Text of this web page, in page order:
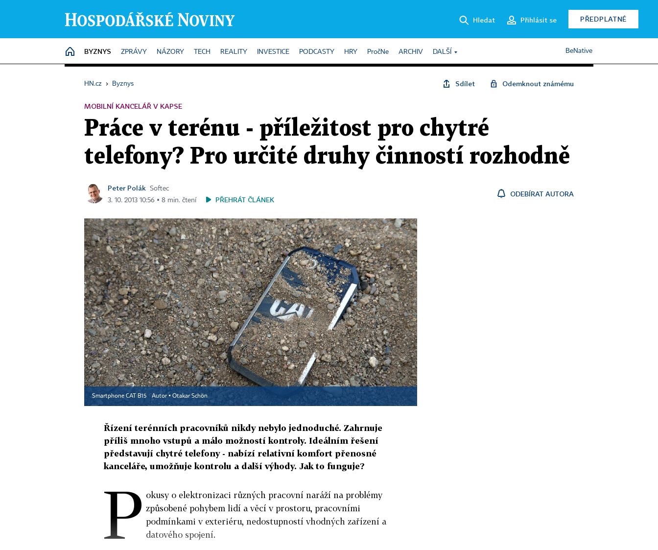
Hledat Přihlásit se PŘEDPLATNÉ
HOME
BYZNYS ZPRÁVY NÁZORY TECH REALITY INVESTICE PODCASTY HRY PročNe ARCHIV DALŠÍ BeNative
HN.cz › Byznys Sdílet Odemknout známému
MOBILNÍ KANCELÁŘ V KAPSE
Práce v terénu - příležitost pro chytré
telefony? Pro určité druhy činností rozhodně
Peter Polák
Softec
3. 10. 2013 10:56 ▪ 8 min. čtení
PŘEHRÁT ČLÁNEK
ODEBÍRAT AUTORA
Smartphone CAT B15 Autor ▪ Otakar Schön
Řízení terénních pracovníků nikdy nebylo jednoduché. Zahrnuje
příliš mnoho vstupů a málo možností kontroly. Ideálním řešení
představují chytré telefony - nabízí relativní komfort přenosné
kanceláře, umožňuje kontrolu a další výhody. Jak to funguje?
P okusy o elektronizaci různých pracovní naráží na problémy
způsobené pohybem lidí a věcí v prostoru, pracovními
podmínkami v exteriéru, nedostupností vhodných zařízení a
datového spojení.